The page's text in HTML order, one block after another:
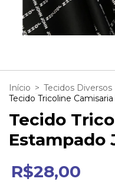
Início > Tecidos Diversos
Tecido Tricoline
Tecido
Estampado
R$28,00